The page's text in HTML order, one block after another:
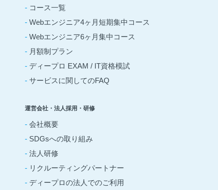
- コース一覧
- Webエンジニア4ヶ月短期集中コース
- Webエンジニア6ヶ月集中コース
- 月額制プラン
- ディープロ EXAM / IT資格模試
- サービスに関してのFAQ
運営会社・法人採用・研修
- 会社概要
- SDGsへの取り組み
- 法人研修
- リクルーティングパートナー
- ディープロの法人でのご利用